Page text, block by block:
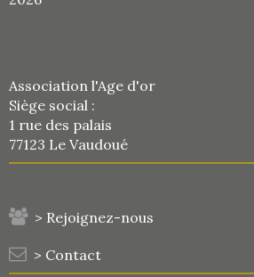
Association l'Age d'or
Siège social :
1 rue des palais
77123 Le Vaudoué
> Rejoignez-nous
> Contact